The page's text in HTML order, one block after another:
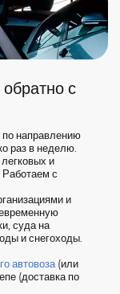
с
по направлению
раз в неделю.
и
Работаем с
и
суда на
и снегоходы.
автовоза(или
(доставка по